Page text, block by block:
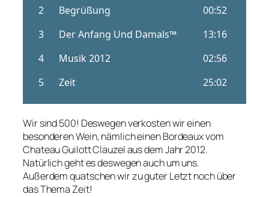
Wir sind 500! Deswegen verkosten wir einen
besonderen Wein, nämlich einen Bordeaux vom
Chateau Guilott Clauzel aus dem Jahr 2012.
Natürlich geht es deswegen auch um uns.
Außerdem quatschen wir zu guter Letzt noch über
das Thema Zeit!